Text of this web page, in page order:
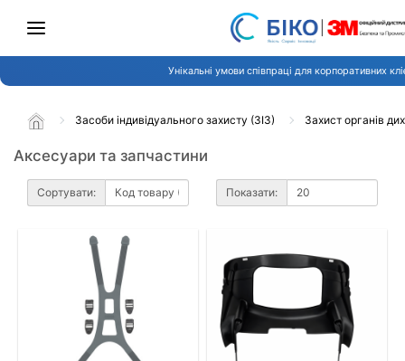
Унікальні умови співпраці для корпоративних
Засоби індивідуального захисту (ЗІЗ) Захист органів
Аксесуари та запчастини
Сортувати: Показати: